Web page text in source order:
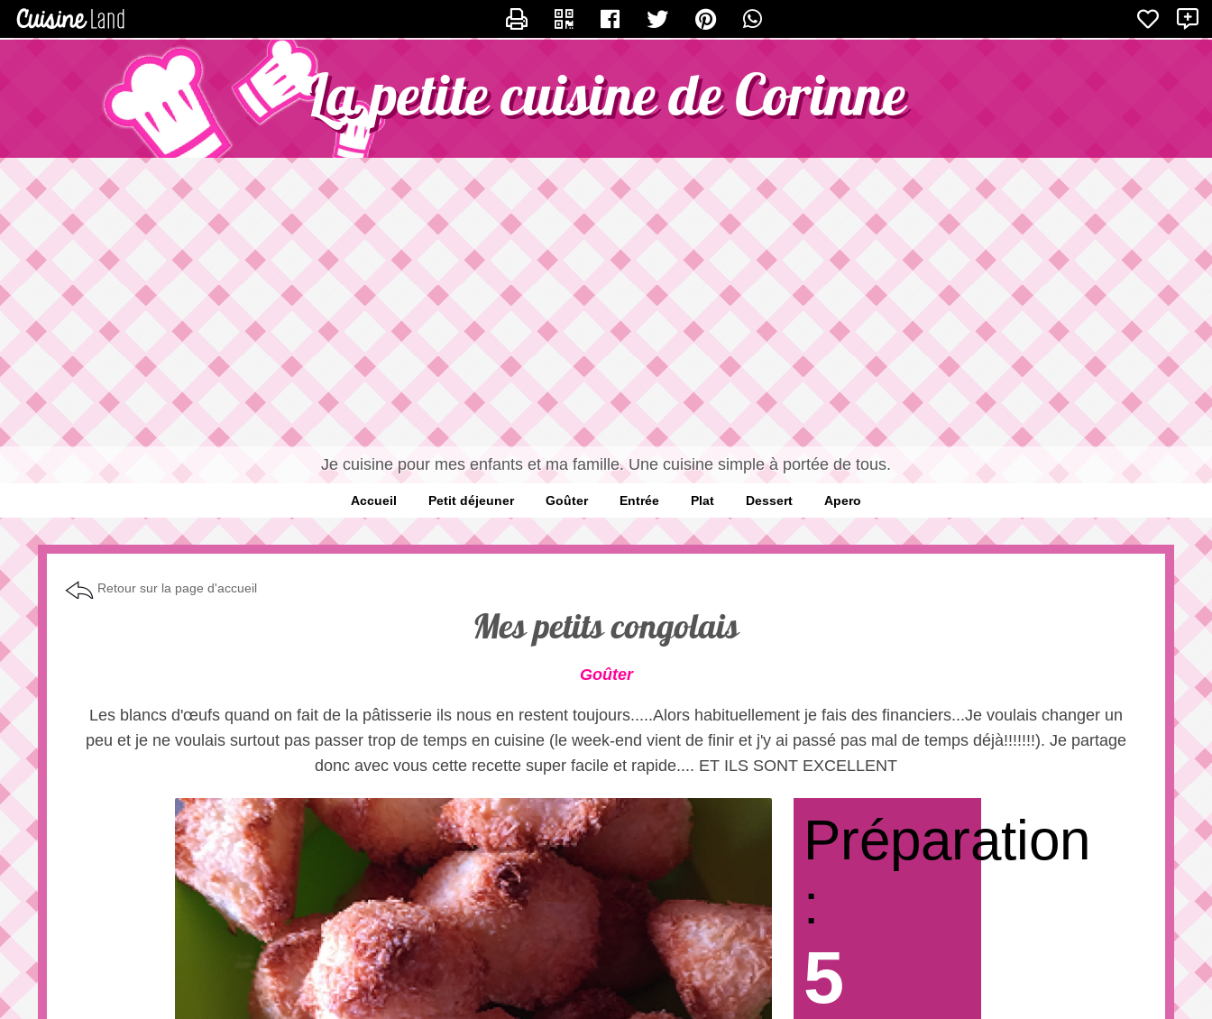
La petite cuisine de Corinne
Je cuisine pour mes enfants et ma famille. Une cuisine simple à portée de tous.
Accueil Petit déjeuner Goûter Entrée Plat Dessert Apero
Retour sur la page d'accueil
Mes petits congolais
Goûter
Les blancs d'œufs quand on fait de la pâtisserie ils nous en restent toujours.....Alors habituellement je fais des financiers...Je voulais changer un
peu et je ne voulais surtout pas passer trop de temps en cuisine (le week-end vient de finir et j'y ai passé pas mal de temps déjà!!!!!!!). Je partage
donc avec vous cette recette super facile et rapide.... ET ILS SONT EXCELLENT
Préparation
:
5
X
CONTACTER CORINNE1972